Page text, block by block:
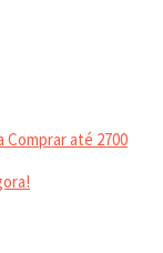
Comprar até 2700